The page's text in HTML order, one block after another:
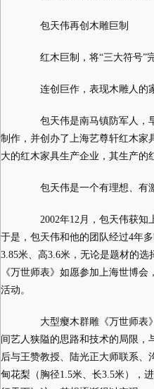
包天伟再创木雕巨制
红木巨制，将“三大符号”
连创巨作，表现木雕人的
包天伟是南马镇防军人，早
制作，并创办了上海艺尊轩红木家
大的红木家具生产企业，其生产的
包天伟是一个有理想、有激
2002年12月，包天伟获知上
于是，包天伟和他的团队经过4年
3.85米、高3.6米，无论是题材的选
《万世师表》如愿参加上海世博
活动。
大型瘿木群雕《万世师表》
间艺人狭隘的思路和技术的局限，
后与王赞教授、陆光正大师联系、
甸花梨（胸径1.5米、长3.5米），